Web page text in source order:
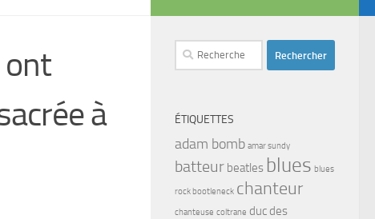
ont
à
Rechercher :
ÉTIQUETTES
adam bomb amar sundy
batteur beatles blues blues
rock bootleneck chanteur
chanteuse coltrane duc des